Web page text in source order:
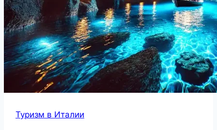
Туризм в Италии